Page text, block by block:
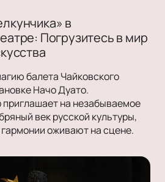
в
Погрузитесь в мир
балета Чайковского
Начо Дуато.
на незабываемое
век русской культуры,
оживают на сцене.